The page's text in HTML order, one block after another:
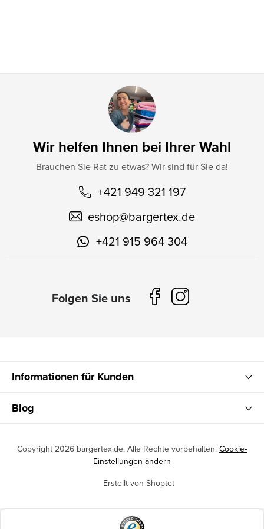
Wir helfen Ihnen bei Ihrer Wahl
Brauchen Sie Rat zu etwas? Wir sind für Sie da!
+421 949 321 197
eshop@bargertex.de
+421 915 964 304
Informationen für Kunden
Blog
Erstellt von Shoptet
Copyright 2026 bargertex.de. Alle Rechte vorbehalten. Cookie-
Einstellungen ändern